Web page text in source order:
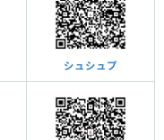
シュシュプ